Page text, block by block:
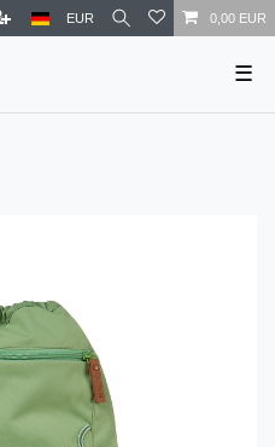
EUR 0,00 EUR
☰